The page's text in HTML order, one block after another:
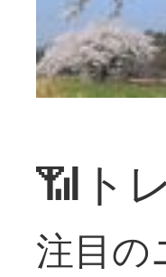
📶ト
注目の